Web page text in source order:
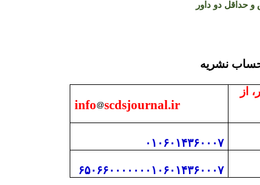
دو داور
دفتر نشریه و
از
info scdsjournal.ir
۰۱۰۶۰۱۴۳۶۰۰۰۷
۶۵۰۶۶۰۰۰۰۰۰۰۱۰۶۰۱۴۳۶۰۰۰۷